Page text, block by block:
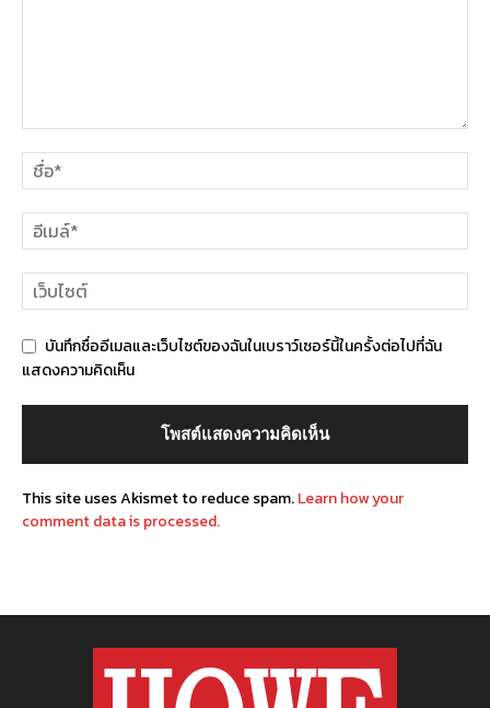
บันทึกชื่ออีเมลและเว็บไซต์ของฉันในเบราว์เซอร์นี้ในครั้งต่อไปที่ฉัน
แสดงความคิดเห็น
This site uses Akismet to reduce spam.Learn how your
comment data is processed.